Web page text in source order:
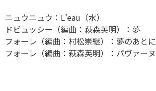
ニュウニュウ：L'eau（水）
ドビュッシー（編曲：萩森英明）：夢
フォーレ（編曲：村松崇継）：夢のあとに
フォーレ（編曲：萩森英明）：パヴァーヌ